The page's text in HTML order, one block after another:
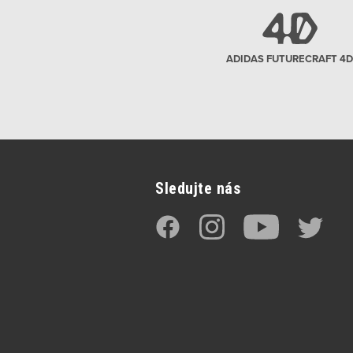
ADIDAS FUTURECRAFT 4D
Sledujte nás